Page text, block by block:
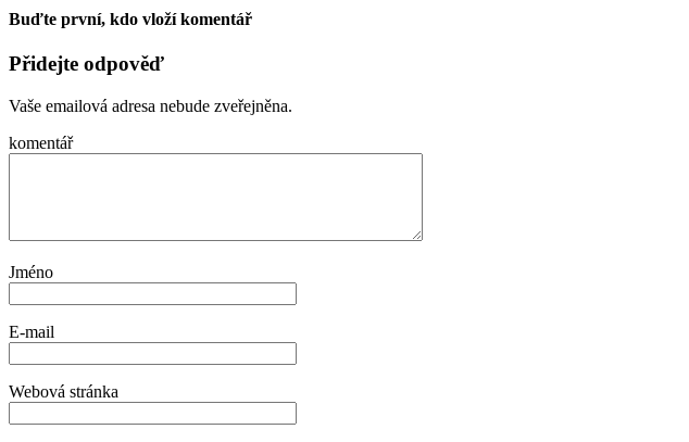
Buďte první, kdo vloží komentář
Přidejte odpověď
Vaše emailová adresa nebude zveřejněna.
komentář
Jméno
E-mail
Webová stránka